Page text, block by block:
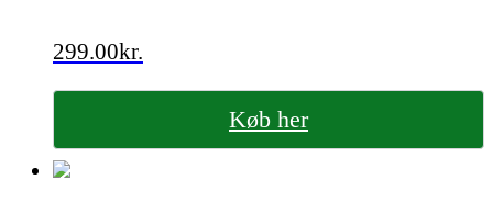
299.00kr.
Køb her